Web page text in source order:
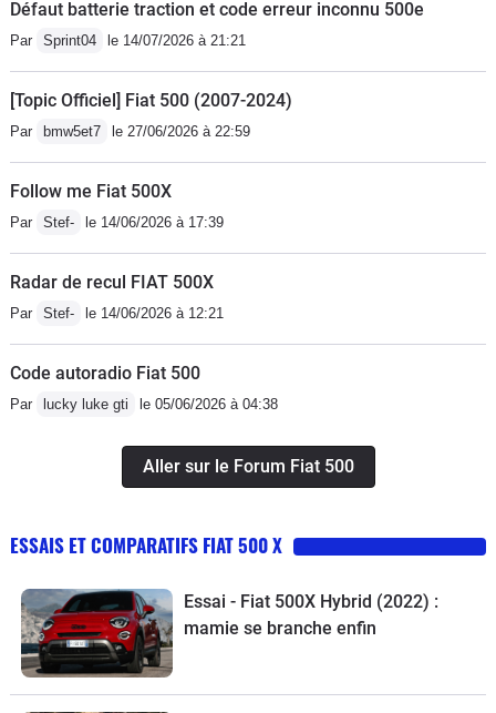
Défaut batterie traction et code erreur inconnu 500e
Par Sprint04 le 14/07/2026 à 21:21
[Topic Officiel] Fiat 500 (2007-2024)
Par bmw5et7 le 27/06/2026 à 22:59
Follow me Fiat 500X
Par Stef- le 14/06/2026 à 17:39
Radar de recul FIAT 500X
Par Stef- le 14/06/2026 à 12:21
Code autoradio Fiat 500
Par lucky luke gti le 05/06/2026 à 04:38
Aller sur le Forum Fiat 500
ESSAIS ET COMPARATIFS FIAT 500 X
Essai - Fiat 500X Hybrid (2022) :
mamie se branche enfin